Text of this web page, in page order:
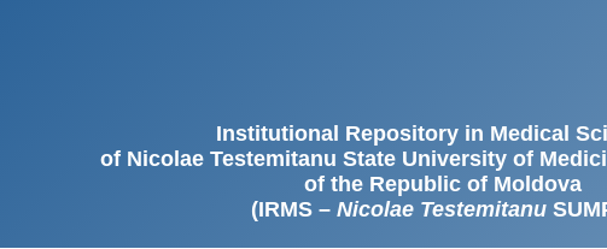
Institutional Repository in Medical
of Nicolae Testemitanu State University of
of the Republic of Moldova
(IRMS – Nicolae Testemitanu